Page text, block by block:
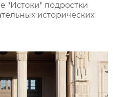
"Истоки" подростки
исторических